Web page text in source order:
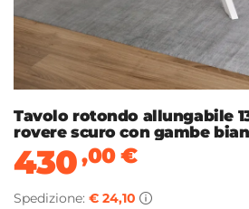
Tavolo rotondo allungabile
rovere scuro con gambe
430,00€
Spedizione: € 24,10